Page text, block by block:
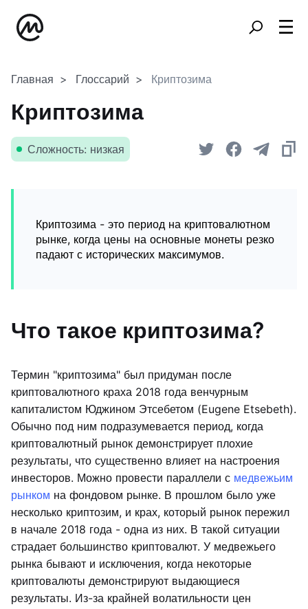
Главная Глоссарий Криптозима
Криптозима
Сложность: низкая
Криптозима - это период на криптовалютном
рынке, когда цены на основные монеты резко
падают с исторических максимумов.
Что такое криптозима?
Термин "криптозима" был придуман после
криптовалютного краха 2018 года венчурным
капиталистом Юджином Этсебетом (Eugene Etsebeth).
Обычно под ним подразумевается период, когда
криптовалютный рынок демонстрирует плохие
результаты, что существенно влияет на настроения
инвесторов. Можно провести параллели с медвежьим
рынком на фондовом рынке. В прошлом было уже
несколько криптозим, и крах, который рынок пережил
в начале 2018 года - одна из них. В такой ситуации
страдает большинство криптовалют. У медвежьего
рынка бывают и исключения, когда некоторые
криптовалюты демонстрируют выдающиеся
результаты. Из-за крайней волатильности цен